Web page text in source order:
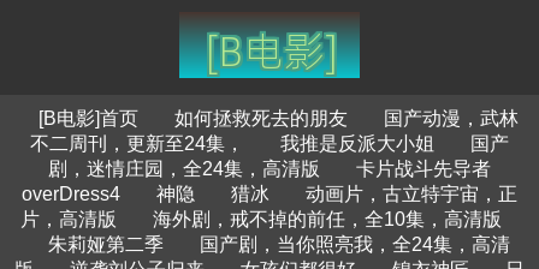
[B电影]首页 如何拯救死去的朋友
国产动漫，武林
不二周刊，更新至24集，
我推是反派大小姐
国产
剧，迷情庄园，全24集，高清版
卡片战斗先导者
overDress4
神隐 猎冰
动画片，古立特宇宙，正
片，高清版
海外剧，戒不掉的前任，全10集，高清版
朱莉娅第二季
国产剧，当你照亮我，全24集，高清